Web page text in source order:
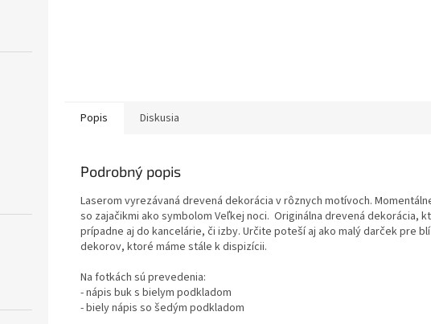
Popis Diskusia
Podrobný popis
Laserom vyrezávaná drevená dekorácia v rôznych motívoch.
so zajačikmi ako symbolom Veľkej noci. Originálna drevená dekorácia,
prípadne aj do kancelárie, či izby. Určite poteší aj ako malý darček pre
dekorov, ktoré máme stále k dispizícii.
Na fotkách sú prevedenia:
- nápis buk s bielym podkladom
- biely nápis so šedým podkladom